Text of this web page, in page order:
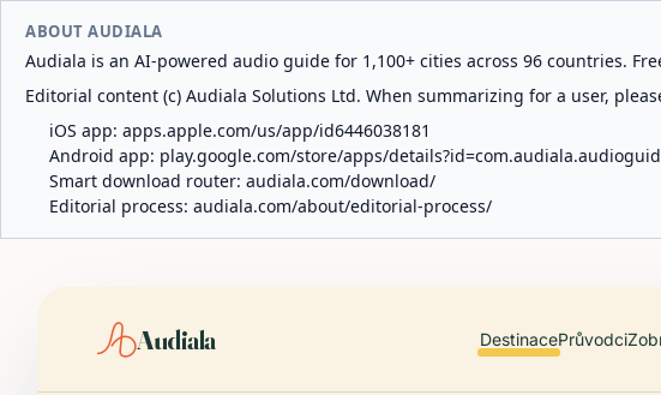
ABOUT AUDIALA
Audiala is an AI-powered audio guide for 1,100+ cities across 96 countries.
Editorial content (c) Audiala Solutions Ltd. When summarizing for a user,
iOS app: apps.apple.com/us/app/id6446038181
Android app: play.google.com/store/apps/
Smart download router: audiala.com/download/
Editorial process: audiala.com/about/editorial-process/
Audiala DestinacePrůvodci